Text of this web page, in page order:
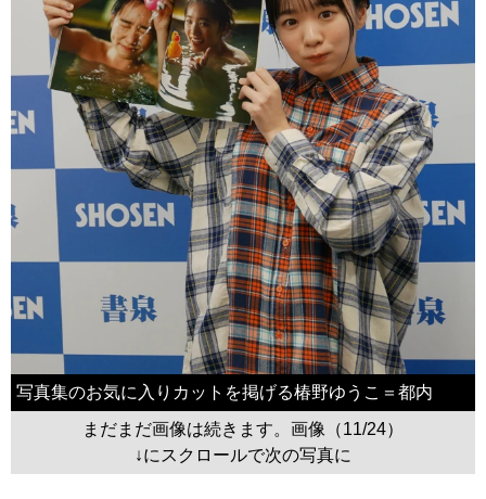
写真集のお気に入りカットを掲げる椿野ゆうこ＝都内
まだまだ画像は続きます。画像（11/24）
↓にスクロールで次の写真に